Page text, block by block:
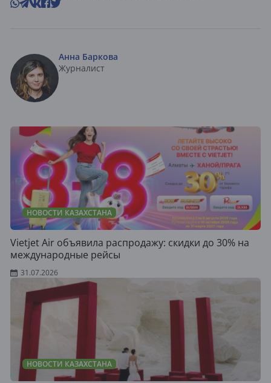
Анна Баркова
Журналист
НОВОСТИ КАЗАХСТАНА
Vietjet Air объявила распродажу: скидки до 30% на
международные рейсы
31.07.2026
НОВОСТИ КАЗАХСТАНА